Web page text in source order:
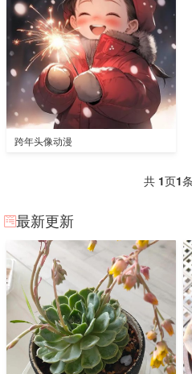
跨年头像动漫
共 1页1
最新更新